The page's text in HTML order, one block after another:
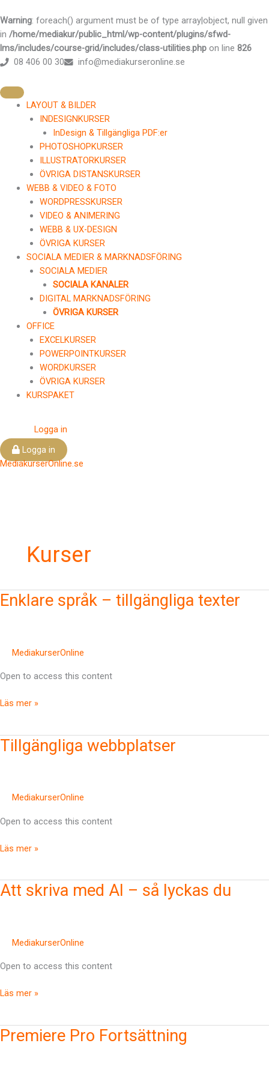
Warning: foreach() argument must be of type array|object, null given
in /home/mediakur/public_html/wp-content/plugins/sfwd-
lms/includes/course-grid/includes/class-utilities.php on line 826
till
innehåll
08 406 00 30 info@mediakurseronline.se
LAYOUT & BILDER
INDESIGNKURSER
InDesign & Tillgängliga PDF:er
PHOTOSHOPKURSER
ILLUSTRATORKURSER
ÖVRIGA DISTANSKURSER
WEBB & VIDEO & FOTO
WORDPRESSKURSER
VIDEO & ANIMERING
WEBB & UX-DESIGN
ÖVRIGA KURSER
SOCIALA MEDIER & MARKNADSFÖRING
SOCIALA MEDIER
SOCIALA KANALER
DIGITAL MARKNADSFÖRING
ÖVRIGA KURSER
OFFICE
EXCELKURSER
POWERPOINTKURSER
WORDKURSER
ÖVRIGA KURSER
KURSPAKET
Logga in
Logga in
MediakurserOnline.se
Kurser
Enklare språk – tillgängliga texter
MediakurserOnline
Open to access this content
Enklare
texter
Läs mer »
Tillgängliga webbplatser
MediakurserOnline
Open to access this content
Tillgängliga
webbplatser
Läs mer »
Att skriva med AI – så lyckas du
MediakurserOnline
Open to access this content
Att
lyckas
Läs mer »
Premiere Pro Fortsättning
Premiere